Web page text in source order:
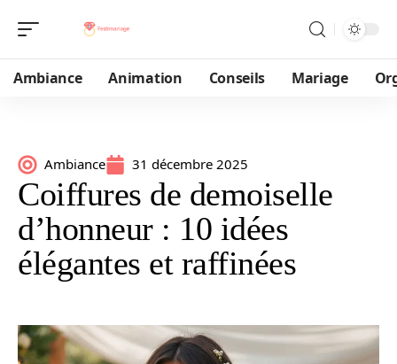
Ambiance Animation Conseils Mariage
Ambiance 31 décembre 2025
Coiffures de demoiselle
d’honneur : 10 idées
élégantes et raffinées